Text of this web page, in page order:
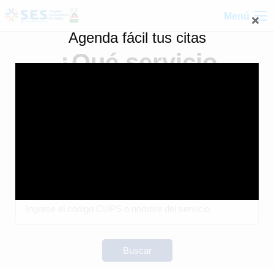
Menú
¿Qué servicio
Buscar
Agenda fácil tus citas